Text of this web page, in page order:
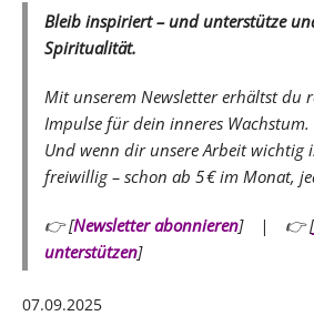
Bleib inspiriert – und unterstütze
Spiritualität.
Mit unserem Newsletter erhältst du
Impulse für dein inneres Wachstum.
Und wenn dir unsere Arbeit wichtig
freiwillig – schon ab 5 € im Monat,
👉 [Newsletter abonnieren] | 👉 [
unterstützen]
07.09.2025